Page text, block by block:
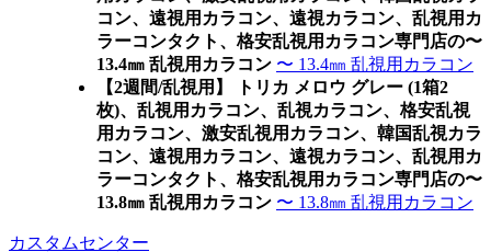
コン、遠視用カラコン、遠視カラコン、乱視用カ
ラーコンタクト、格安乱視用カラコン専門店の〜
13.4㎜ 乱視用カラコン 〜 13.4㎜ 乱視用カラコン
【2週間/乱視用】 トリカ メロウ グレー (1箱2
枚)、乱視用カラコン、乱視カラコン、格安乱視
用カラコン、激安乱視用カラコン、韓国乱視カラ
コン、遠視用カラコン、遠視カラコン、乱視用カ
ラーコンタクト、格安乱視用カラコン専門店の〜
13.8㎜ 乱視用カラコン 〜 13.8㎜ 乱視用カラコン
カスタムセンター